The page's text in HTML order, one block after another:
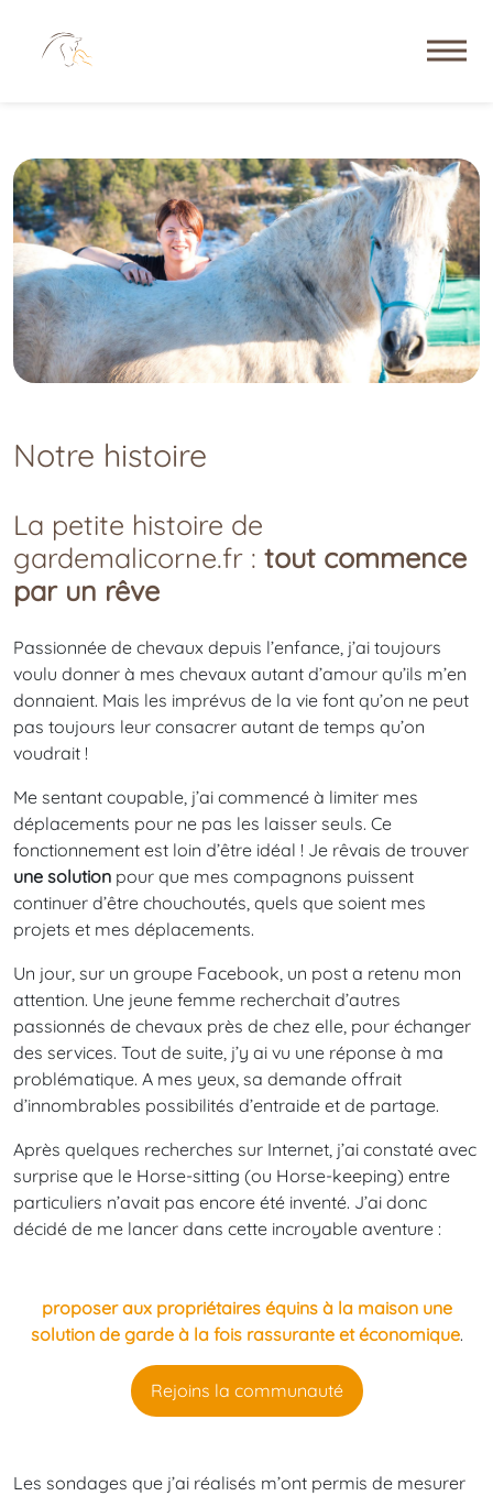
Notre histoire
La petite histoire de
gardemalicorne.fr : tout commence
par un rêve
Passionnée de chevaux depuis l’enfance, j’ai toujours
voulu donner à mes chevaux autant d’amour qu’ils m’en
donnaient. Mais les imprévus de la vie font qu’on ne peut
pas toujours leur consacrer autant de temps qu’on
voudrait !
Me sentant coupable, j’ai commencé à limiter mes
déplacements pour ne pas les laisser seuls. Ce
fonctionnement est loin d’être idéal ! Je rêvais de trouver
une solution pour que mes compagnons puissent
continuer d’être chouchoutés, quels que soient mes
projets et mes déplacements.
Un jour, sur un groupe Facebook, un post a retenu mon
attention. Une jeune femme recherchait d’autres
passionnés de chevaux près de chez elle, pour échanger
des services. Tout de suite, j’y ai vu une réponse à ma
problématique. A mes yeux, sa demande offrait
d’innombrables possibilités d’entraide et de partage.
Après quelques recherches sur Internet, j’ai constaté avec
surprise que le Horse-sitting (ou Horse-keeping) entre
particuliers n’avait pas encore été inventé. J’ai donc
décidé de me lancer dans cette incroyable aventure :
proposer aux propriétaires équins à la maison une
solution de garde à la fois rassurante et économique.
Rejoins la communauté
Les sondages que j’ai réalisés m’ont permis de mesurer